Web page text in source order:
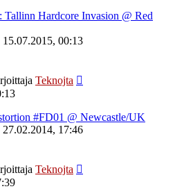
Tallinn Hardcore Invasion @ Red
15.07.2015, 00:13
Teknojta
#FD01 @ Newcastle/UK
27.02.2014, 17:46
Teknojta